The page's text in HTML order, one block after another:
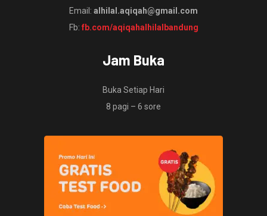
Email: alhilal.aqiqah@gmail.com
Fb: fb.com/aqiqahalhilalbandung
Jam Buka
Buka Setiap Hari
8 pagi – 6 sore